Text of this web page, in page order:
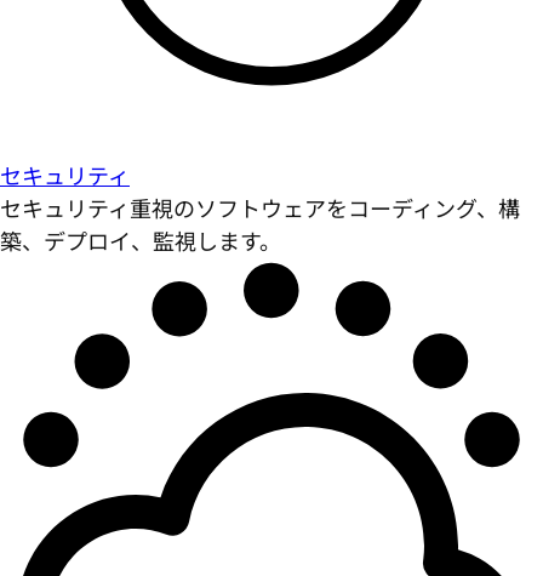
セキュリティ
セキュリティ重視のソフトウェアをコーディング、構
築、デプロイ、監視します。